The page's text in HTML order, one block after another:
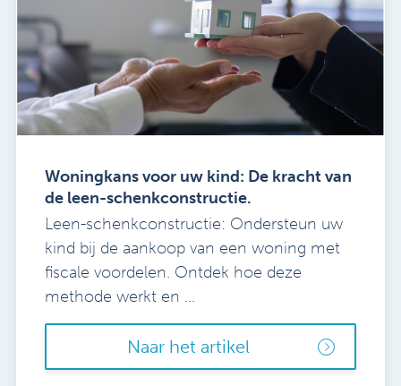
Woningkans voor uw kind: De kracht van
de leen-schenkconstructie.
Leen-schenkconstructie: Ondersteun uw
kind bij de aankoop van een woning met
fiscale voordelen. Ontdek hoe deze
methode werkt en ...
Naar het artikel